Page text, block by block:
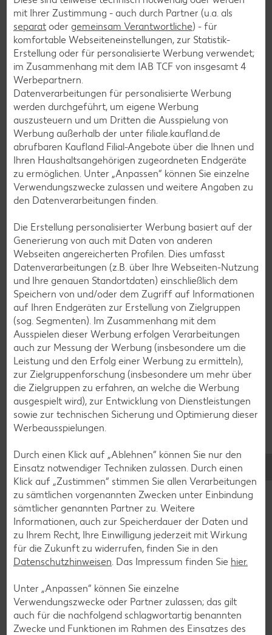
Spargel-Rezepte
Fleisch-Rezepte
Fisch-Rezepte
Geflügel-Rezepte
Lamm-Rezepte
Grill-Rezepte
Muffin-Rezepte
Apfelkuchen-Rezepte
Schokokuchen-Rezepte
Torten-Rezepte
Eis-Rezepte
Pfannkuchen-Rezepte
Plätzchen-Rezepte
Smoothie-Rezepte
Bowle-Rezepte
Cocktail-Rezepte
Avocado-Rezepte
Erdbeer-Rezepte
Blaubeer-Rezepte
Bananen-Rezepte
Zurück zu allen Rezepten
mit Ihrer Zustimmung - auch durch Partner (u.a. als
separat oder gemeinsam Verantwortliche) - für
komfortable Webseiteneinstellungen, zur Statistik-
Erstellung oder für personalisierte Werbung verwendet;
im Zusammenhang mit dem IAB TCF von insgesamt 4
Werbepartnern.
Datenverarbeitungen für personalisierte Werbung
werden durchgeführt, um eigene Werbung
auszusteuern und um Dritten die Ausspielung von
Werbung außerhalb der unter filiale.kaufland.de
abrufbaren Kaufland Filial-Angebote über die Ihnen und
Ihren Haushaltsangehörigen zugeordneten Endgeräte
zu ermöglichen. Unter „Anpassen“ können Sie einzelne
Verwendungszwecke zulassen und weitere Angaben zu
den Datenverarbeitungen finden.
Die Erstellung personalisierter Werbung basiert auf der
Generierung von auch mit Daten von anderen
Webseiten angereicherten Profilen. Dies umfasst
Datenverarbeitungen (z.B. über Ihre Webseiten-Nutzung
und Ihre genauen Standortdaten) einschließlich dem
Speichern von und/oder dem Zugriff auf Informationen
auf Ihren Endgeräten zur Erstellung von Zielgruppen
(sog. Segmenten). Im Zusammenhang mit dem
Ausspielen dieser Werbung erfolgen Verarbeitungen
auch zur Messung der Werbung (insbesondere um die
Leistung und den Erfolg einer Werbung zu ermitteln),
zur Zielgruppenforschung (insbesondere um mehr über
die Zielgruppen zu erfahren, an welche die Werbung
ausgespielt wird), zur Entwicklung von Dienstleistungen
sowie zur technischen Sicherung und Optimierung dieser
Werbeausspielungen.
Durch einen Klick auf „Ablehnen“ können Sie nur den
Einsatz notwendiger Techniken zulassen. Durch einen
Klick auf „Zustimmen“ stimmen Sie allen Verarbeitungen
zu sämtlichen vorgenannten Zwecken unter Einbindung
sämtlicher genannten Partner zu. Weitere
Informationen, auch zur Speicherdauer der Daten und
zu Ihrem Recht, Ihre Einwilligung jederzeit mit Wirkung
für die Zukunft zu widerrufen, finden Sie in den
Datenschutzhinweisen . Das Impressum finden Sie hier.
Unter „Anpassen“ können Sie einzelne
Verwendungszwecke oder Partner zulassen; das gilt
auch für die nachfolgend schlagwortartig benannten
Zwecke und Funktionen im Rahmen des Einsatzes des